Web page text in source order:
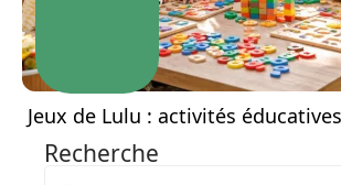
Jeux de Lulu : activités
Recherche